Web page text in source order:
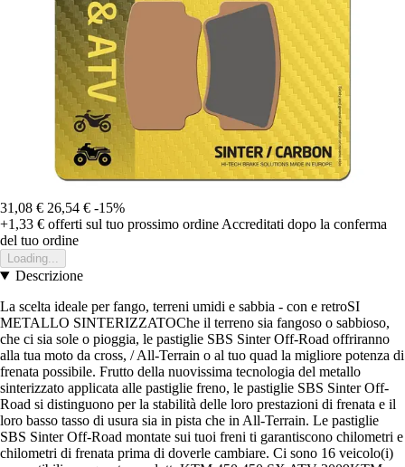
31,08 € 26,54 € -15%
+1,33 € offerti sul tuo prossimo ordine Accreditati dopo la conferma
del tuo ordine
Loading...
Descrizione
La scelta ideale per fango, terreni umidi e sabbia - con e retroSI
METALLO SINTERIZZATOChe il terreno sia fangoso o sabbioso,
che ci sia sole o pioggia, le pastiglie SBS Sinter Off-Road offriranno
alla tua moto da cross, / All-Terrain o al tuo quad la migliore potenza di
frenata possibile. Frutto della nuovissima tecnologia del metallo
sinterizzato applicata alle pastiglie freno, le pastiglie SBS Sinter Off-
Road si distinguono per la stabilità delle loro prestazioni di frenata e il
loro basso tasso di usura sia in pista che in All-Terrain. Le pastiglie
SBS Sinter Off-Road montate sui tuoi freni ti garantiscono chilometri e
chilometri di frenata prima di doverle cambiare. Ci sono 16 veicolo(i)